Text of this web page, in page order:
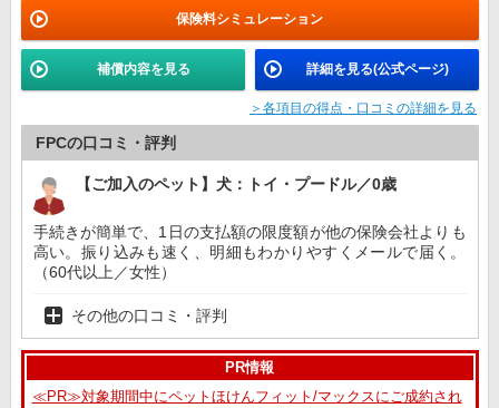
保険料シミュレーション
補償内容を見る 詳細を見る(公式ページ)
＞各項目の得点・口コミの詳細を見る
FPCの口コミ・評判
【ご加入のペット】犬：トイ・プードル／0歳
手続きが簡単で、1日の支払額の限度額が他の保険会社よりも
高い。振り込みも速く、明細もわかりやすくメールで届く。
（60代以上／女性）
その他の口コミ・評判
PR情報
≪PR≫対象期間中にペットほけんフィット/マックスにご成約され